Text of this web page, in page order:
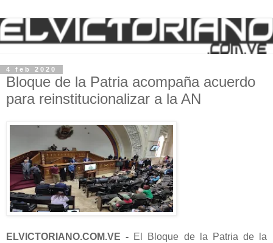
4 feb 2020
Bloque de la Patria acompaña acuerdo
para reinstitucionalizar a la AN
ELVICTORIANO.COM.VE - El Bloque de la Patria de la